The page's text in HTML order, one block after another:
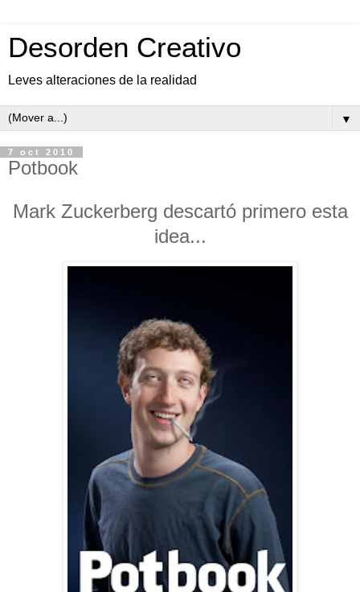
Desorden Creativo
Leves alteraciones de la realidad
▼
7 oct 2010
Potbook
Mark Zuckerberg descartó primero esta
idea...